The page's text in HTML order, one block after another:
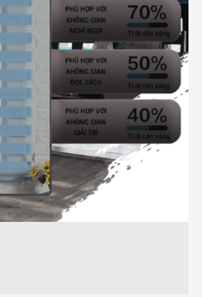
Cầu Vồng